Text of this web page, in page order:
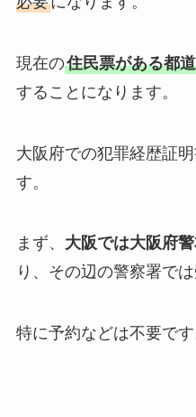
現在の住民票がある都
することになります。
大阪府での犯罪経歴証
す。
まず、 大阪では大阪府
り、その辺の警察署で
特に予約などは不要です